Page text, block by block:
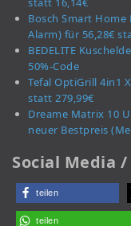
Bosch Smart
Alarm) für 56,28€
BEDELITE
50%-Code
Tefal OptiGrill 4in1
statt 279,99€
Dreame Matrix 10
neuer Bestpreis
Social Media
teilen
teilen